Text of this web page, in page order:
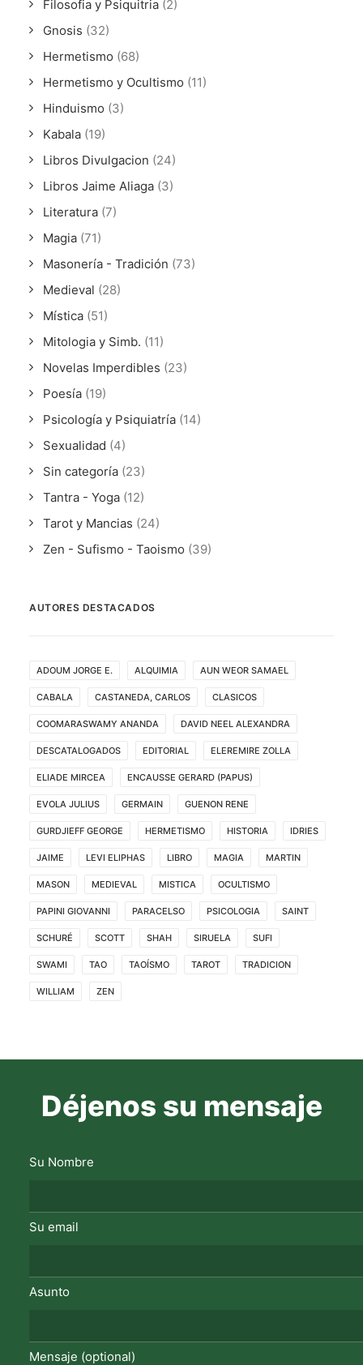
Filosofia y Psiquitria (2)
Gnosis (32)
Hermetismo (68)
Hermetismo y Ocultismo (11)
Hinduismo (3)
Kabala (19)
Libros Divulgacion (24)
Libros Jaime Aliaga (3)
Literatura (7)
Magia (71)
Masonería - Tradición (73)
Medieval (28)
Mística (51)
Mitologia y Simb. (11)
Novelas Imperdibles (23)
Poesía (19)
Psicología y Psiquiatría (14)
Sexualidad (4)
Sin categoría (23)
Tantra - Yoga (12)
Tarot y Mancias (24)
Zen - Sufismo - Taoismo (39)
AUTORES DESTACADOS
ADOUM JORGE E. ALQUIMIA AUN WEOR SAMAEL
CABALA CASTANEDA, CARLOS CLASICOS
COOMARASWAMY ANANDA DAVID NEEL ALEXANDRA
DESCATALOGADOS EDITORIAL ELEREMIRE ZOLLA
ELIADE MIRCEA ENCAUSSE GERARD (PAPUS)
EVOLA JULIUS GERMAIN GUENON RENE
GURDJIEFF GEORGE HERMETISMO HISTORIA IDRIES
JAIME LEVI ELIPHAS LIBRO MAGIA MARTIN
MASON MEDIEVAL MISTICA OCULTISMO
PAPINI GIOVANNI PARACELSO PSICOLOGIA SAINT
SCHURÉ SCOTT SHAH SIRUELA SUFI
SWAMI TAO TAOÍSMO TAROT TRADICION
WILLIAM ZEN
Déjenos su mensaje
Su Nombre
Su email
Asunto
Mensaje (optional)